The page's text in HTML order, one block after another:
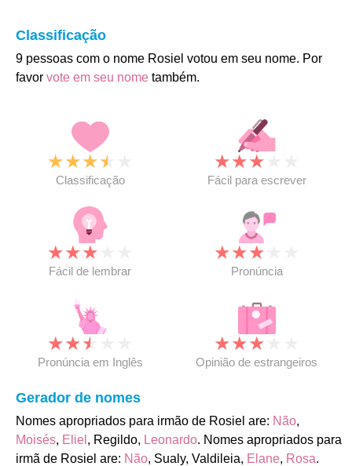
Classificação
9 pessoas com o nome Rosiel votou em seu nome. Por
favor vote em seu nome também.
★★★★
Classificação
★★★
Fácil para escrever
★★★
Fácil de lembrar
★★★
Pronúncia
★★★
Pronúncia em Inglês
★★★
Opinião de estrangeiros
Gerador de nomes
Nomes apropriados para irmão de Rosiel are: Não,
Moisés, Eliel , Regildo, Leonardo. Nomes apropriados para
irmã de Rosiel are: Não, Sualy, Valdileia, Elane, Rosa.